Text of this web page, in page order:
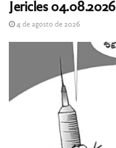
Jericles 04.08.2026
4 de agosto de 2026